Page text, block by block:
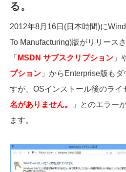
る。
2012年8月16日(日本時間)に
To Manufacturing)版がリリースさ
「 MSDN サブスクリプション 」
プション 」からEnterprise版も
すが、OSインストール後のライ
名がありません。
」とのエラー
ます。